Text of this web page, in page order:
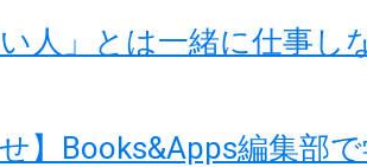
い人」とは一緒に仕事し
せ】Books&Apps編集部